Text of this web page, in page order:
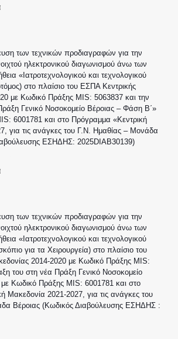
των τεχνικών προδιαγραφών για την
ηλεκτρονικού διαγωνισμού άνω των
«Ιατροτεχνολογικού και τεχνολογικού
στο πλαίσιο του ΕΣΠΑ Κεντρικής
με Κωδικό Πράξης MIS: 5063837 και την
Γενικό Νοσοκομείο Βέροιας – Φάση Β΄»
6001781 και στο Πρόγραμμα «Κεντρική
για τις ανάγκες του Γ.Ν. Ημαθίας – Μονάδα
ΕΣΗΔΗΣ: 2025DIAB30139)
των τεχνικών προδιαγραφών για την
ηλεκτρονικού διαγωνισμού άνω των
«Ιατροτεχνολογικού και τεχνολογικού
για τα Χειρουργεία) στο πλαίσιο του
2014-2020 με Κωδικό Πράξης MIS:
του στη νέα Πράξη Γενικό Νοσοκομείο
Κωδικό Πράξης MIS: 6001781 και στο
Μακεδονία 2021-2027, για τις ανάγκες του
Βέροιας (Κωδικός Διαβούλευσης ΕΣΗΔΗΣ :